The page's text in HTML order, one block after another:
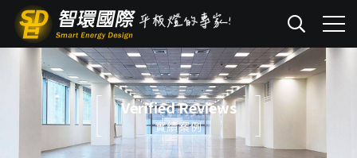
Verified Reviews
實績案例